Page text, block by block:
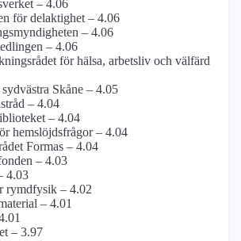
– 4.06
för delaktighet – 4.06
– 4.06
– 4.06
för hälsa, arbetsliv och välfärd
Skåne – 4.05
– 4.04
– 4.04
hemslöjds­frågor – 4.04
Formas – 4.04
– 4.03
4.03
rymdfysik – 4.02
– 4.01
– 3.97